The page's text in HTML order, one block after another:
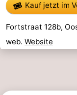
Kauf jetzt im
Fortstraat 128b,
web. Website